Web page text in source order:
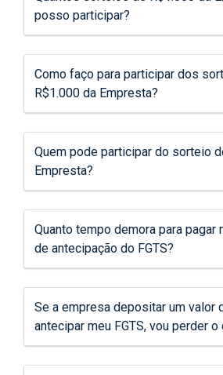
posso participar?
Como faço para participar dos
R$1.000 da Empresta?
Quem pode participar do sorteio
Empresta?
Quanto tempo demora para pagar
de antecipação do FGTS?
Se a empresa depositar um valor
antecipar meu FGTS, vou perder o